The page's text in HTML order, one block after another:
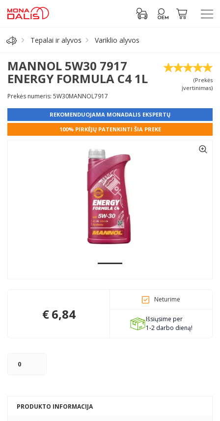
Alyva, tepalai
Antifrizas
Akumuliatorius
Prisijungti prie paskyros
Pagojo k., Uosių g. 124, Kelmės raj.
Tepalai ir alyvos Variklio alyvos
MANNOL 5W30 7917
ENERGY FORMULA C4 1L
(Prekės
įvertinimas)
Prekės numeris: 5W30MANNOL7917
REKOMENDUOJAMA MONADALIS EKSPERTŲ
100% PIRKĖJŲ PATENKINTI ŠIA PREKE
PRODUKTO INFORMACIJA
€6,84
Neturime
Išsiųsime per
1-2 darbo dieną!